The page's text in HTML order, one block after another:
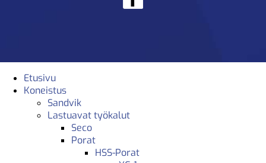
Etusivu
Koneistus
Sandvik
Lastuavat työkalut
Seco
Porat
HSS-Porat